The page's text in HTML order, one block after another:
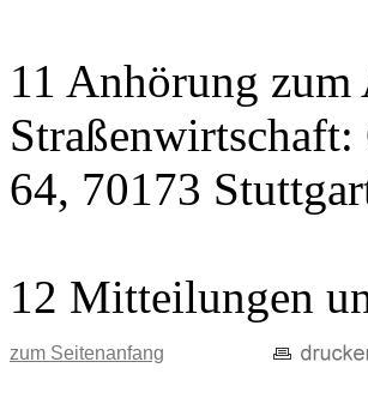
11 Anhörung
64, 70173
12 Mitteilungen
zum Seitenanfang